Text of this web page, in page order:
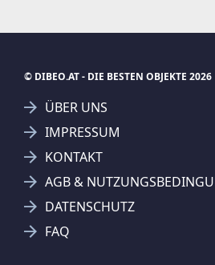
Sie weitere Filter!
in den
zu.
© DIBEO.AT - DIE BESTEN OBJEKTE 2026
ÜBER UNS
IMPRESSUM
KONTAKT
AGB &
DATENSCHUTZ
FAQ